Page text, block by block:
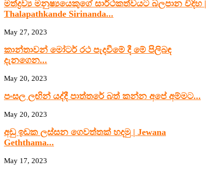
මත්ද්‍රව්‍ය මනුෂ්‍යයෙකුගේ සාර්ථකත්වයට බලපාන විදිහ |
Thalapathkande Sirinanda...
May 27, 2023
කාන්තාවන් මෝටර් රථ පැදවීමේ දී මේ පිලිබඳ
දැනගෙන...
May 20, 2023
පංසල ලඟින් යද්දී පාත්තරේ බත් කන්න අපේ අම්මට...
May 20, 2023
අඩු ඉඩක ලස්සන ගෙවත්තක් හදමු | Jewana
Geththama...
May 17, 2023